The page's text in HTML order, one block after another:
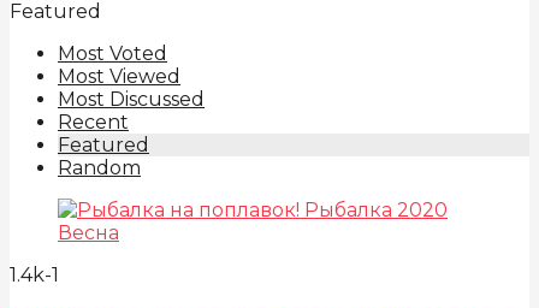
Featured
Most Voted
Most Viewed
Most Discussed
Recent
Featured
Random
1.4k-1